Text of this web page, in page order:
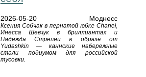
2026-05-20 Моднесс
Ксения Собчак в пернатой юбке Chanel,
Инесса Шевчук в бриллиантах и
Надежда Стрелец в образе от
Yudashkin — каннские набережные
стали подиумом для российской
тусовки.